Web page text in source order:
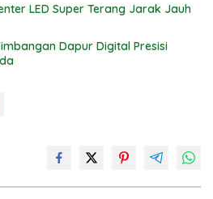
LED Super Terang Jarak Jauh
Dapur Digital Presisi